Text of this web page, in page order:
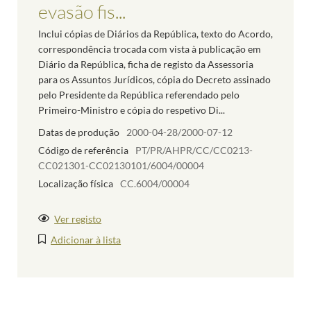
evasão fis...
Inclui cópias de Diários da República, texto do Acordo,
correspondência trocada com vista à publicação em
Diário da República, ficha de registo da Assessoria
para os Assuntos Jurídicos, cópia do Decreto assinado
pelo Presidente da República referendado pelo
Primeiro-Ministro e cópia do respetivo Di...
Datas de produção
2000-04-28/2000-07-12
Código de referência
PT/PR/AHPR/CC/CC0213-
CC021301-CC02130101/6004/00004
Localização física CC.6004/00004
Ver registo
Adicionar à lista